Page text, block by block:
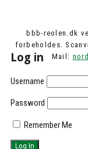
bbb-reolen.dk
forbeholdes.
Mail:
Log in
Username
Password
Remember Me